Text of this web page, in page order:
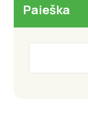
Paieška